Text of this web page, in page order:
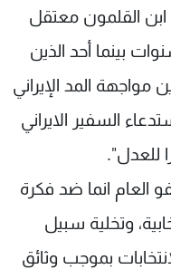
القلمون معتقل
بينما أحد الذين
مواجهة المد الإيراني
السفير الايراني
للعدل".
العام انما ضد فكرة
وتخلية سبيل
بموجب وثائق